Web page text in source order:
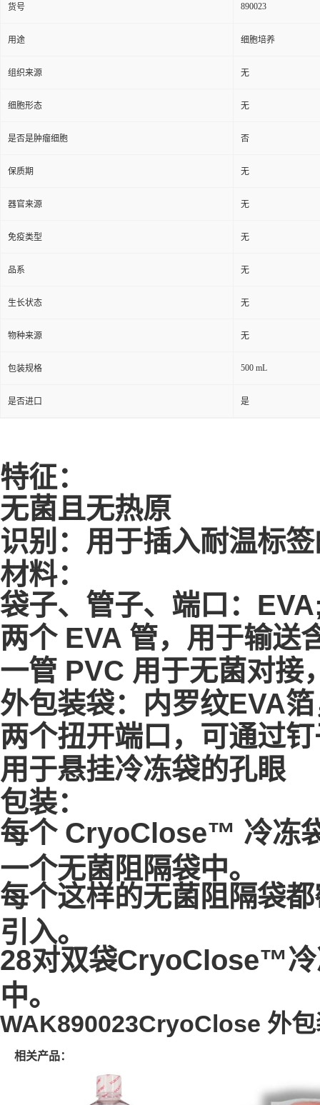
货号 890023
用途 细胞培养
组织来源 无
细胞形态 无
是否是肿瘤细胞 否
保质期 无
器官来源 无
免疫类型 无
品系 无
生长状态 无
物种来源 无
包装规格 500 mL
是否进口 是
特征：
无菌且无热原
识别：用于插入耐温标
材料：
袋子、管子、端口：
两个 EVA 管，用于输送
一管 PVC 用于无菌对接
外包装袋：内罗纹EVA
两个扭开端口，可通过
用于悬挂冷冻袋的孔眼
包装：
每个 CryoClose™ 冷冻
一个无菌阻隔袋中。
每个这样的无菌阻隔袋
引入。
28对双袋CryoClose™
中。
WAK890023CryoClose 外
相关产品：